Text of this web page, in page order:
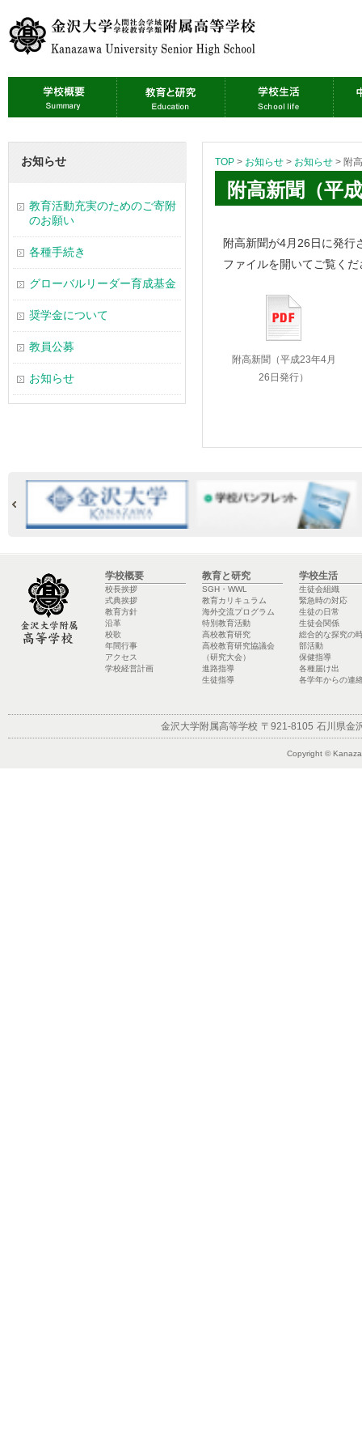
TOP > お知らせ > お知らせ > 附
附高新聞（平
附高新聞が4月26日に発行
ファイルを開いてご覧くだ
附高新聞（平成23年4月
26日発行）
お知らせ
教育活動充実のためのご寄附
のお願い
各種手続き
グローバルリーダー育成基金
奨学金について
教員公募
お知らせ
学校概要
校長挨拶
式典挨拶
教育方針
沿革
校歌
年間行事
アクセス
学校経営計画
教育と研究
SGH・WWL
教育カリキュラム
海外交流プログラム
特別教育活動
高校教育研究
高校教育研究協議会
（研究大会）
進路指導
生徒指導
学校生活
生徒会組織
緊急時の対応
生徒の日常
生徒会関係
総合的な探究の
部活動
保健指導
各種届け出
各学年からの連
金沢大学附属高等学校 〒921-8105 石川県金
Copyright ©